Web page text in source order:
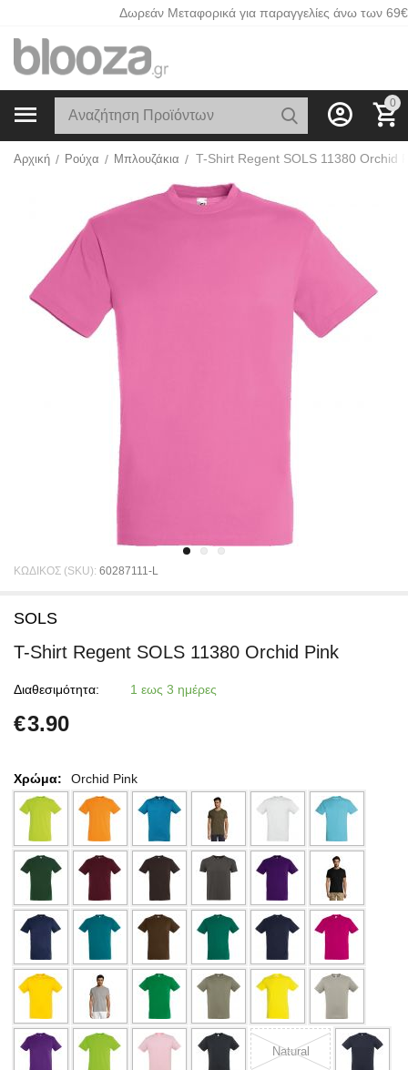
Δωρεάν Μεταφορικά για παραγγελίες άνω των 69€
0
Αρχική / Ρούχα / Μπλουζάκια / T-Shirt Regent SOLS 11380 Orchid
ΚΩΔΙΚΟΣ (SKU): 60287111-L
SOLS
T-Shirt Regent SOLS 11380 Orchid Pink
Διαθεσιμότητα: 1 εως 3 ημέρες
€3.90
Χρώμα: Orchid Pink
Natural